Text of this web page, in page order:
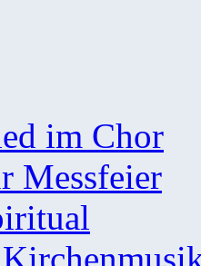
im Chor
Messfeier